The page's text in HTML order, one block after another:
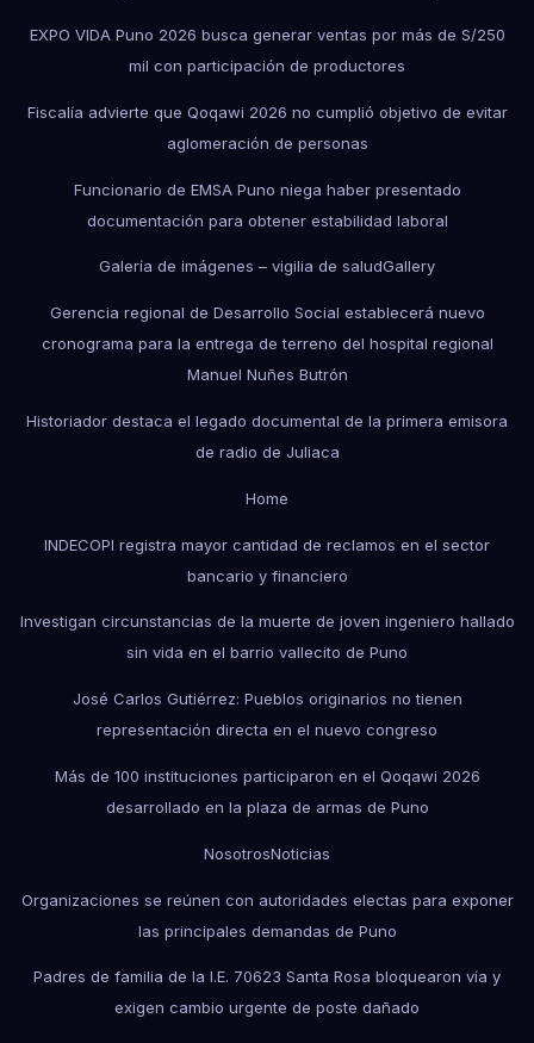
EXPO VIDA Puno 2026 busca generar ventas por más de S/250
mil con participación de productores
Fiscalía advierte que Qoqawi 2026 no cumplió objetivo de evitar
aglomeración de personas
Funcionario de EMSA Puno niega haber presentado
documentación para obtener estabilidad laboral
Galería de imágenes – vigilia de saludGallery
Gerencia regional de Desarrollo Social establecerá nuevo
cronograma para la entrega de terreno del hospital regional
Manuel Nuñes Butrón
Historiador destaca el legado documental de la primera emisora
de radio de Juliaca
Home
INDECOPI registra mayor cantidad de reclamos en el sector
bancario y financiero
Investigan circunstancias de la muerte de joven ingeniero hallado
sin vida en el barrio vallecito de Puno
José Carlos Gutiérrez: Pueblos originarios no tienen
representación directa en el nuevo congreso
Más de 100 instituciones participaron en el Qoqawi 2026
desarrollado en la plaza de armas de Puno
NosotrosNoticias
Organizaciones se reúnen con autoridades electas para exponer
las principales demandas de Puno
Padres de familia de la I.E. 70623 Santa Rosa bloquearon vía y
exigen cambio urgente de poste dañado